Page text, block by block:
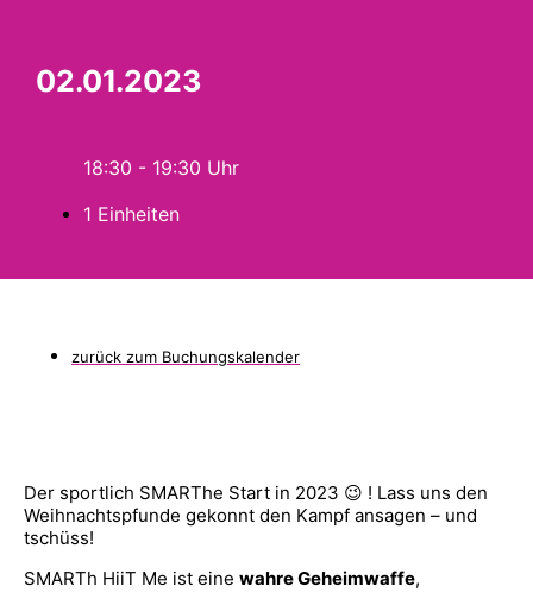
02.01.2023
18:30 - 19:30
1 Einheiten
zurück zum Buchungskalender
Der sportlich SMARThe Start in 2023 😉 ! Lass uns den
Weihnachtspfunde gekonnt den Kampf ansagen – und
tschüss!
SMARTh HiiT Me ist eine wahre Geheimwaffe,